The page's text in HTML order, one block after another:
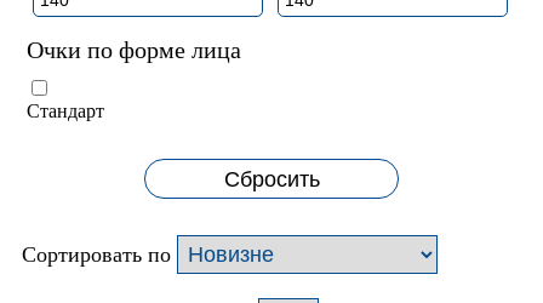
Очки по форме лица
Стандарт
Сбросить
Сортировать по